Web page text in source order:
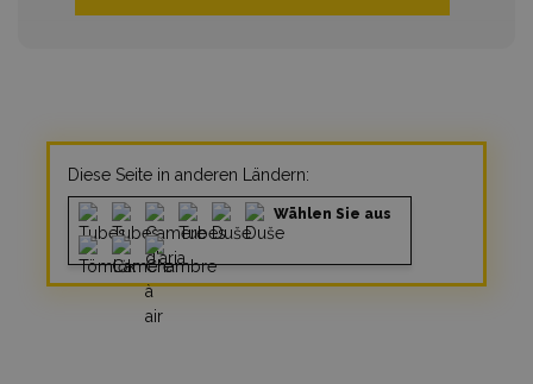
Diese Seite in anderen Ländern:
Wählen Sie aus